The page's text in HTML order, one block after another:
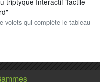
volets qui complète le tableau